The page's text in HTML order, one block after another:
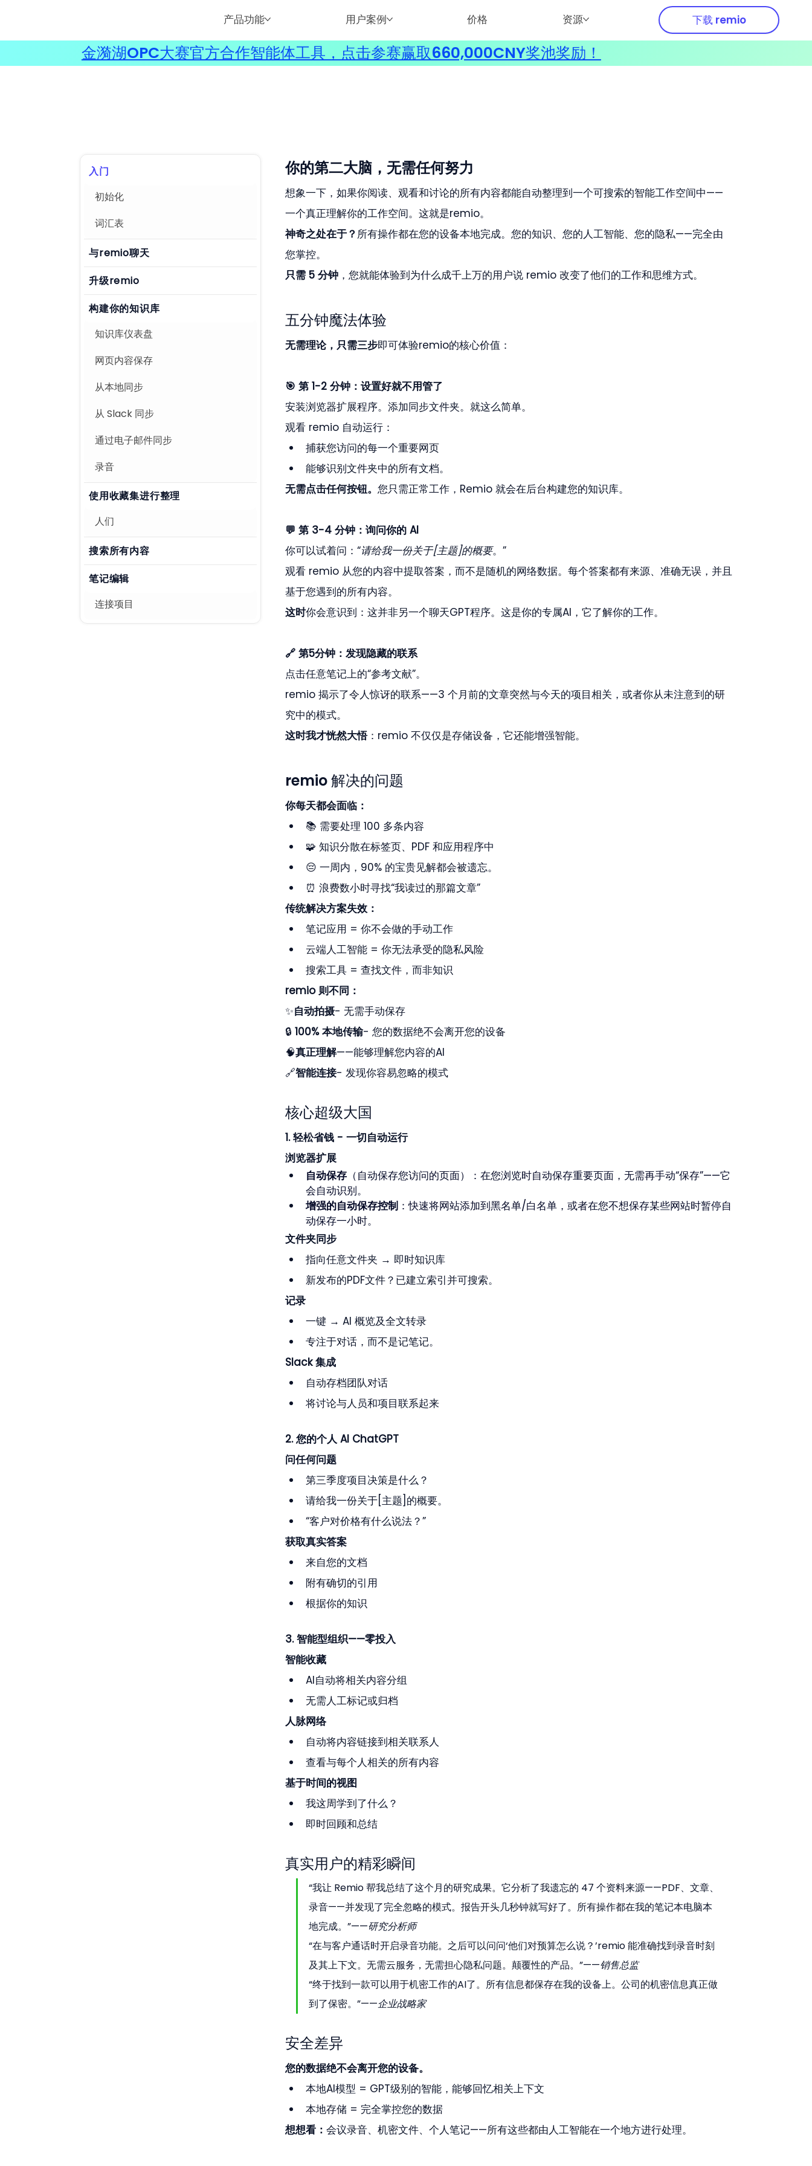
产品功能 用户案例 价格 资源 下载 remio
入门
初始化
词汇表
与remio聊天
升级remio
构建你的知识库
知识库仪表盘
网页内容保存
从本地同步
从 Slack 同步
通过电子邮件同步
录音
使用收藏集进行整理
人们
搜索所有内容
笔记编辑
连接项目
你的第二大脑，无需任何努力
想象一下，如果你阅读、观看和讨论的所有内容都能自动整理到一个可搜索的智能工作空间中——
一个真正理解你的工作空间。这就是remio。
神奇之处在于？ 所有操作都在您的设备本地完成。您的知识、您的人工智能、您的隐私——完全由
您掌控。
只需 5 分钟 ，您就能体验到为什么成千上万的用户说 remio 改变了他们的工作和思维方式。
五分钟魔法体验
无需理论，只需三步即可体验remio的核心价值：
🎯 第 1-2 分钟：设置好就不用管了
安装浏览器扩展程序。添加同步文件夹。就这么简单。
观看 remio 自动运行：
捕获您访问的每一个重要网页
能够识别文件夹中的所有文档。
无需点击任何按钮。 您只需正常工作，Remio 就会在后台构建您的知识库。
💬 第 3-4 分钟：询问你的 AI
你可以试着问：“请给我一份关于[主题]的概要。”
观看 remio 从您的内容中提取答案，而不是随机的网络数据。每个答案都有来源、准确无误，并且
基于您遇到的所有内容。
这时你会意识到：这并非另一个聊天GPT程序。这是你的专属AI，它了解你的工作。
🔗 第5分钟：发现隐藏的联系
点击任意笔记上的“参考文献”。
remio 揭示了令人惊讶的联系——3 个月前的文章突然与今天的项目相关，或者你从未注意到的研
究中的模式。
这时我才恍然大悟：remio 不仅仅是存储设备，它还能增强智能。
remio 解决的问题
你每天都会面临：
📚 需要处理 100 多条内容
🧩 知识分散在标签页、PDF 和应用程序中
😔 一周内，90% 的宝贵见解都会被遗忘。
⏰ 浪费数小时寻找“我读过的那篇文章”
传统解决方案失效：
笔记应用 = 你不会做的手动工作
云端人工智能 = 你无法承受的隐私风险
搜索工具 = 查找文件，而非知识
remio 则不同：
✨自动拍摄- 无需手动保存
🔒 100% 本地传输- 您的数据绝不会离开您的设备
🧠真正理解——能够理解您内容的AI
🔗智能连接- 发现你容易忽略的模式
核心超级大国
1. 轻松省钱 - 一切自动运行
浏览器扩展
自动保存 （自动保存您访问的页面）：在您浏览时自动保存重要页面，无需再手动“保存”——它
会自动识别。
增强的自动保存控制 ：快速将网站添加到黑名单/白名单，或者在您不想保存某些网站时暂停自
动保存一小时。
文件夹同步
指向任意文件夹 → 即时知识库
新发布的PDF文件？已建立索引并可搜索。
记录
一键 → AI 概览及全文转录
专注于对话，而不是记笔记。
Slack 集成
自动存档团队对话
将讨论与人员和项目联系起来
2. 您的个人 AI ChatGPT
问任何问题
第三季度项目决策是什么？
请给我一份关于[主题]的概要。
“客户对价格有什么说法？”
获取真实答案
来自您的文档
附有确切的引用
根据你的知识
3. 智能型组织——零投入
智能收藏
AI自动将相关内容分组
无需人工标记或归档
人脉网络
自动将内容链接到相关联系人
查看与每个人相关的所有内容
基于时间的视图
我这周学到了什么？
即时回顾和总结
真实用户的精彩瞬间
“我让 Remio 帮我总结了这个月的研究成果。它分析了我遗忘的 47 个资料来源——PDF、文章、
录音——并发现了完全忽略的模式。报告开头几秒钟就写好了。所有操作都在我的笔记本电脑本
地完成。”——研究分析师
“在与客户通话时开启录音功能。之后可以问问‘他们对预算怎么说？’remio 能准确找到录音时刻
及其上下文。无需云服务，无需担心隐私问题。颠覆性的产品。”——销售总监
“终于找到一款可以用于机密工作的AI了。所有信息都保存在我的设备上。公司的机密信息真正做
到了保密。”——企业战略家
安全差异
您的数据绝不会离开您的设备。
本地AI模型 = GPT级别的智能，能够回忆相关上下文
本地存储 = 完全掌控您的数据
想想看： 会议录音、机密文件、个人笔记——所有这些都由人工智能在一个地方进行处理。
金漪湖OPC大赛官方合作智能体工具，点击参赛赢取660,000CNY奖池奖励！